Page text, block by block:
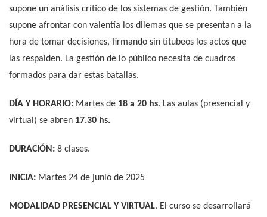
supone un análisis crítico de los sistemas de gestión. También
supone afrontar con valentía los dilemas que se presentan a la
hora de tomar decisiones, firmando sin titubeos los actos que
las respalden. La gestión de lo público necesita de cuadros
formados para dar estas batallas.
DÍA Y HORARIO: Martes de 18 a 20 hs. Las aulas (presencial y
virtual) se abren 17.30 hs.
DURACIÓN: 8 clases.
INICIA: Martes 24 de junio de 2025
MODALIDAD PRESENCIAL Y VIRTUAL. El curso se desarrollará